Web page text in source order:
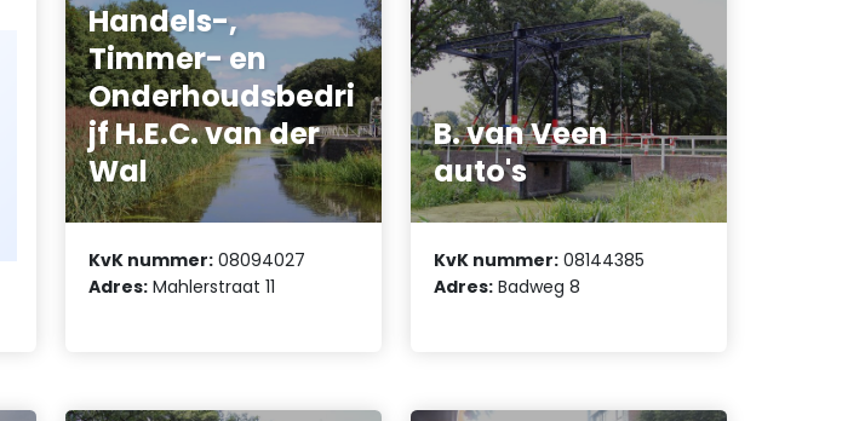
Handels-,
Timmer- en
Onderhoudsbedri
jf H.E.C. van der
Wal
KvK nummer: 08094027
Adres: Mahlerstraat 11
B. van Veen
auto's
KvK nummer: 08144385
Adres: Badweg 8